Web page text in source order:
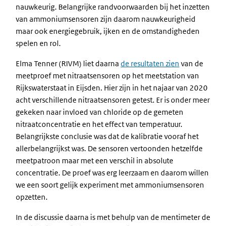
nauwkeurig. Belangrijke randvoorwaarden bij het inzetten
van ammoniumsensoren zijn daarom nauwkeurigheid
maar ook energiegebruik, ijken en de omstandigheden
spelen en rol.
Elma Tenner (RIVM) liet daarna de resultaten zien van de
meetproef met nitraatsensoren op het meetstation van
Rijkswaterstaat in Eijsden. Hier zijn in het najaar van 2020
acht verschillende nitraatsensoren getest. Er is onder meer
gekeken naar invloed van chloride op de gemeten
nitraatconcentratie en het effect van temperatuur.
Belangrijkste conclusie was dat de kalibratie vooraf het
allerbelangrijkst was. De sensoren vertoonden hetzelfde
meetpatroon maar met een verschil in absolute
concentratie. De proef was erg leerzaam en daarom willen
we een soort gelijk experiment met ammoniumsensoren
opzetten.
In de discussie daarna is met behulp van de mentimeter de